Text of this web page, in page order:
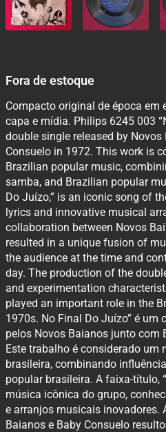
Fora de estoque
Compacto original de época em
capa e mídia. Philips 6245 003
double single released by
Consuelo in 1972. This work is
Brazilian popular music,
samba, and Brazilian popular
Do Juízo,” is an iconic song of
lyrics and innovative musical
collaboration between Novos
resulted in a unique fusion of
the audience at the time and
day. The production of the
and experimentation
played an important role in the
1970s. No Final Do Juízo” é
pelos Novos Baianos junto com
Este trabalho é considerado um
brasileira, combinando
popular brasileira. A faixa-título,
música icônica do grupo,
e arranjos musicais inovadores.
Baianos e Baby Consuelo